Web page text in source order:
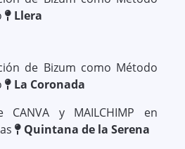
Llera
de Bizum como Método
La Coronada
CANVA y MAILCHIMP en
Quintana de la Serena